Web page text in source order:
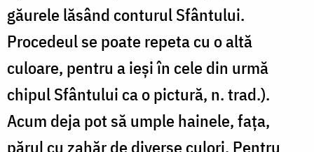
găurele lăsând conturul Sfântului.
Procedeul se poate repeta cu o altă
culoare, pentru a ieși în cele din urmă
chipul Sfântului ca o pictură, n. trad.).
Acum deja pot să umple hainele, fața,
părul cu zahăr de diverse culori. Pentru